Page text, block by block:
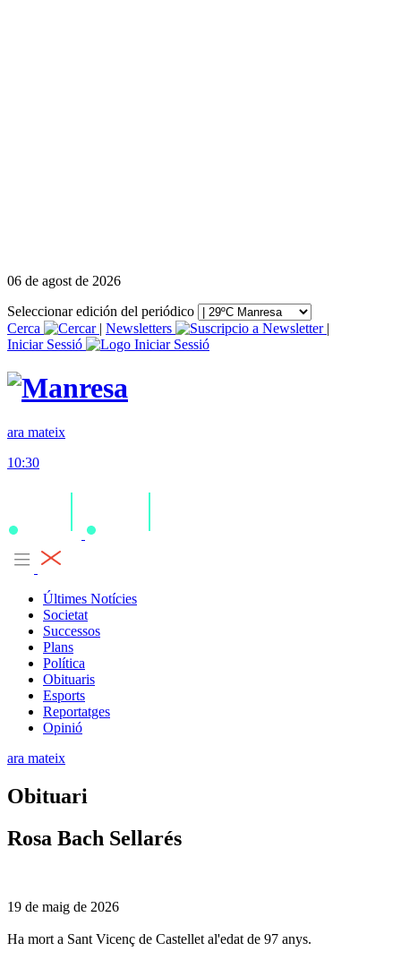
06 de agost de 2026
Seleccionar edición del periódico
Cerca
| Newsletters
|
Iniciar Sessió
ara mateix
10:30
Últimes Notícies
Societat
Successos
Plans
Política
Obituaris
Esports
Reportatges
Opinió
ara mateix
Obituari
Rosa Bach Sellarés
19 de maig de 2026
Ha mort a Sant Vicenç de Castellet al'edat de 97 anys.